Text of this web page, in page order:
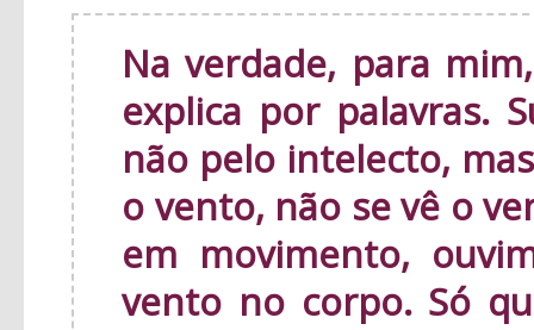
Na verdade, para
explica por palavras.
não pelo intelecto,
o vento, não se vê o
em movimento,
vento no corpo. Só